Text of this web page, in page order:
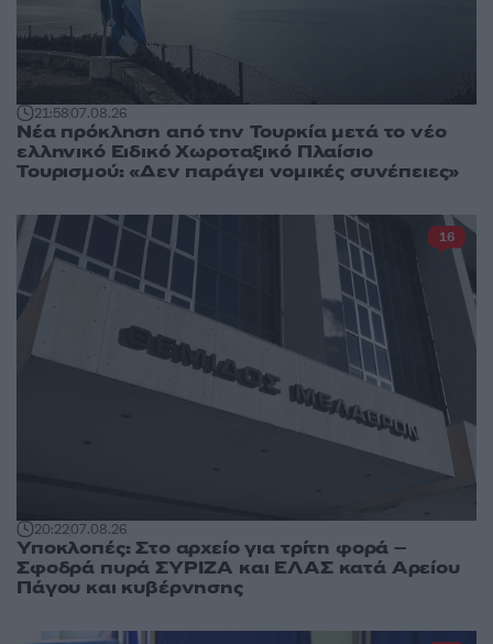
21:5807.08.26
Νέα πρόκληση από την Τουρκία μετά το νέο
ελληνικό Ειδικό Χωροταξικό Πλαίσιο
Τουρισμού: «Δεν παράγει νομικές συνέπειες»
20:2207.08.26
Υποκλοπές: Στο αρχείο για τρίτη φορά –
Σφοδρά πυρά ΣΥΡΙΖΑ και ΕΛΑΣ κατά Αρείου
Πάγου και κυβέρνησης
16